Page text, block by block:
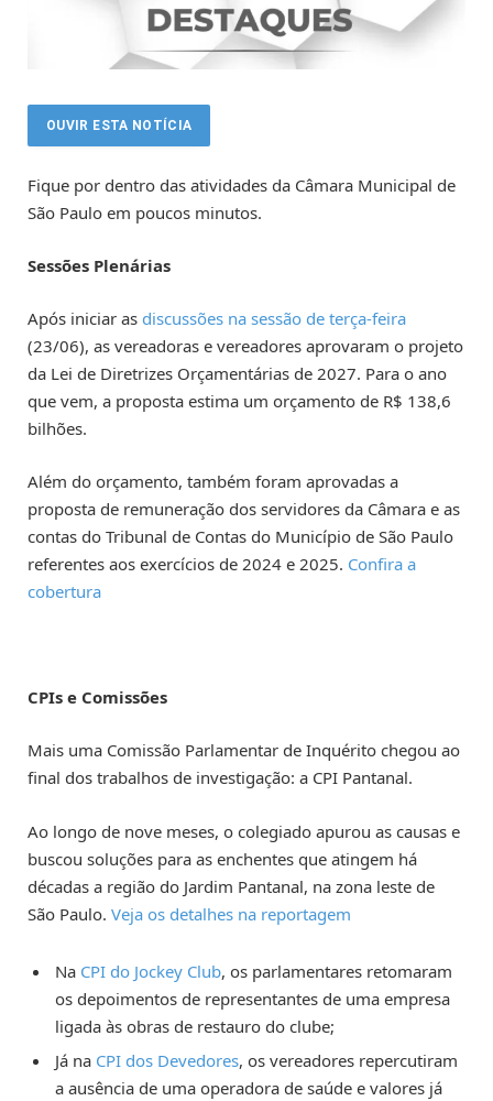
OUVIR ESTA NOTÍCIA
Fique por dentro das atividades da Câmara Municipal de
São Paulo em poucos minutos.
Sessões Plenárias
Após iniciar as discussões na sessão de terça-feira
(23/06), as vereadoras e vereadores aprovaram o projeto
da Lei de Diretrizes Orçamentárias de 2027. Para o ano
que vem, a proposta estima um orçamento de R$ 138,6
bilhões.
Além do orçamento, também foram aprovadas a
proposta de remuneração dos servidores da Câmara e as
contas do Tribunal de Contas do Município de São Paulo
referentes aos exercícios de 2024 e 2025. Confira a
cobertura
CPIs e Comissões
Mais uma Comissão Parlamentar de Inquérito chegou ao
final dos trabalhos de investigação: a CPI Pantanal.
Ao longo de nove meses, o colegiado apurou as causas e
buscou soluções para as enchentes que atingem há
décadas a região do Jardim Pantanal, na zona leste de
São Paulo. Veja os detalhes na reportagem
Na CPI do Jockey Club, os parlamentares retomaram
os depoimentos de representantes de uma empresa
ligada às obras de restauro do clube;
Já na CPI dos Devedores, os vereadores repercutiram
a ausência de uma operadora de saúde e valores já